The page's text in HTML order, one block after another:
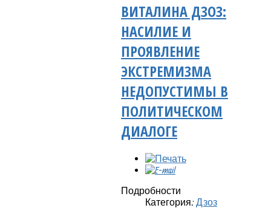
ВИТАЛИНА ДЗОЗ:
НАСИЛИЕ И
ПРОЯВЛЕНИЕ
ЭКСТРЕМИЗМА
НЕДОПУСТИМЫ В
ПОЛИТИЧЕСКОМ
ДИАЛОГЕ
Подробности
Категория: Дзоз